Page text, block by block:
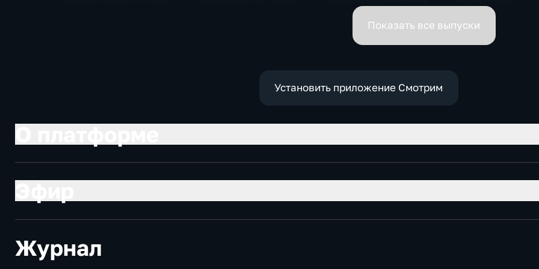
почему
обязанности вице-
премьеров
Показать все выпуски
Установить приложение Смотрим
Журнал